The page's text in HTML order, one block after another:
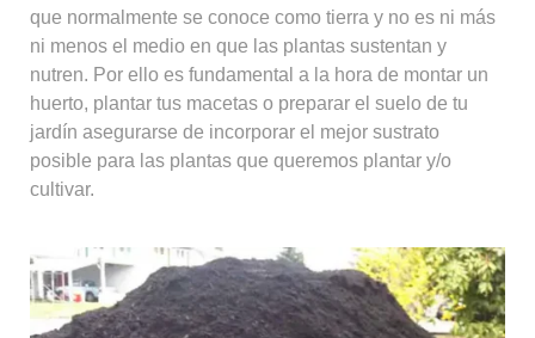
que normalmente se conoce como tierra y no es ni más
ni menos el medio en que las plantas sustentan y
nutren. Por ello es fundamental a la hora de montar un
huerto, plantar tus macetas o preparar el suelo de tu
jardín asegurarse de incorporar el mejor sustrato
posible para las plantas que queremos plantar y/o
cultivar.